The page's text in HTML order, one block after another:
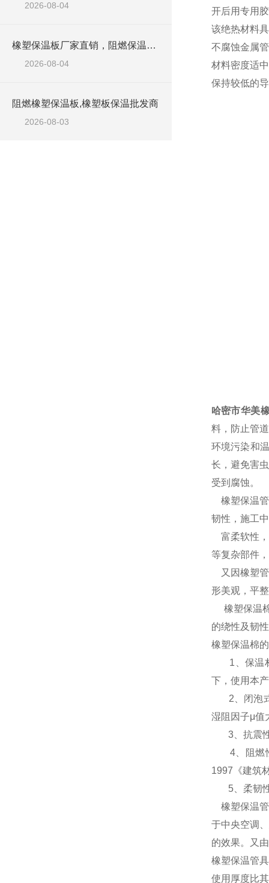
2026-08-04
橡塑保温板厂家直销，阻燃保温橡塑板材
2026-08-04
阻燃橡塑保温板,橡塑板保温批发商
2026-08-03
开后用专用
该绝热材料
不腐蚀金属
材料密度适
保持较低的
哈密市华美
料，防止管
环境污染和
长，避免害
受到腐蚀。
橡塑保温管
韧性，施工
富柔软性，
等复杂部件
又因橡塑管
形美观，平
橡塑保温棉
的绕性及韧
橡塑保温棉
1、保温材
下，使用本
2、闭泡式
湿阻因子μ值
3、抗震性
4、阻燃性
1997《建筑
5、柔韧性
橡塑保温管
于中央空调
的效果。又
橡塑保温管
使用厚度比